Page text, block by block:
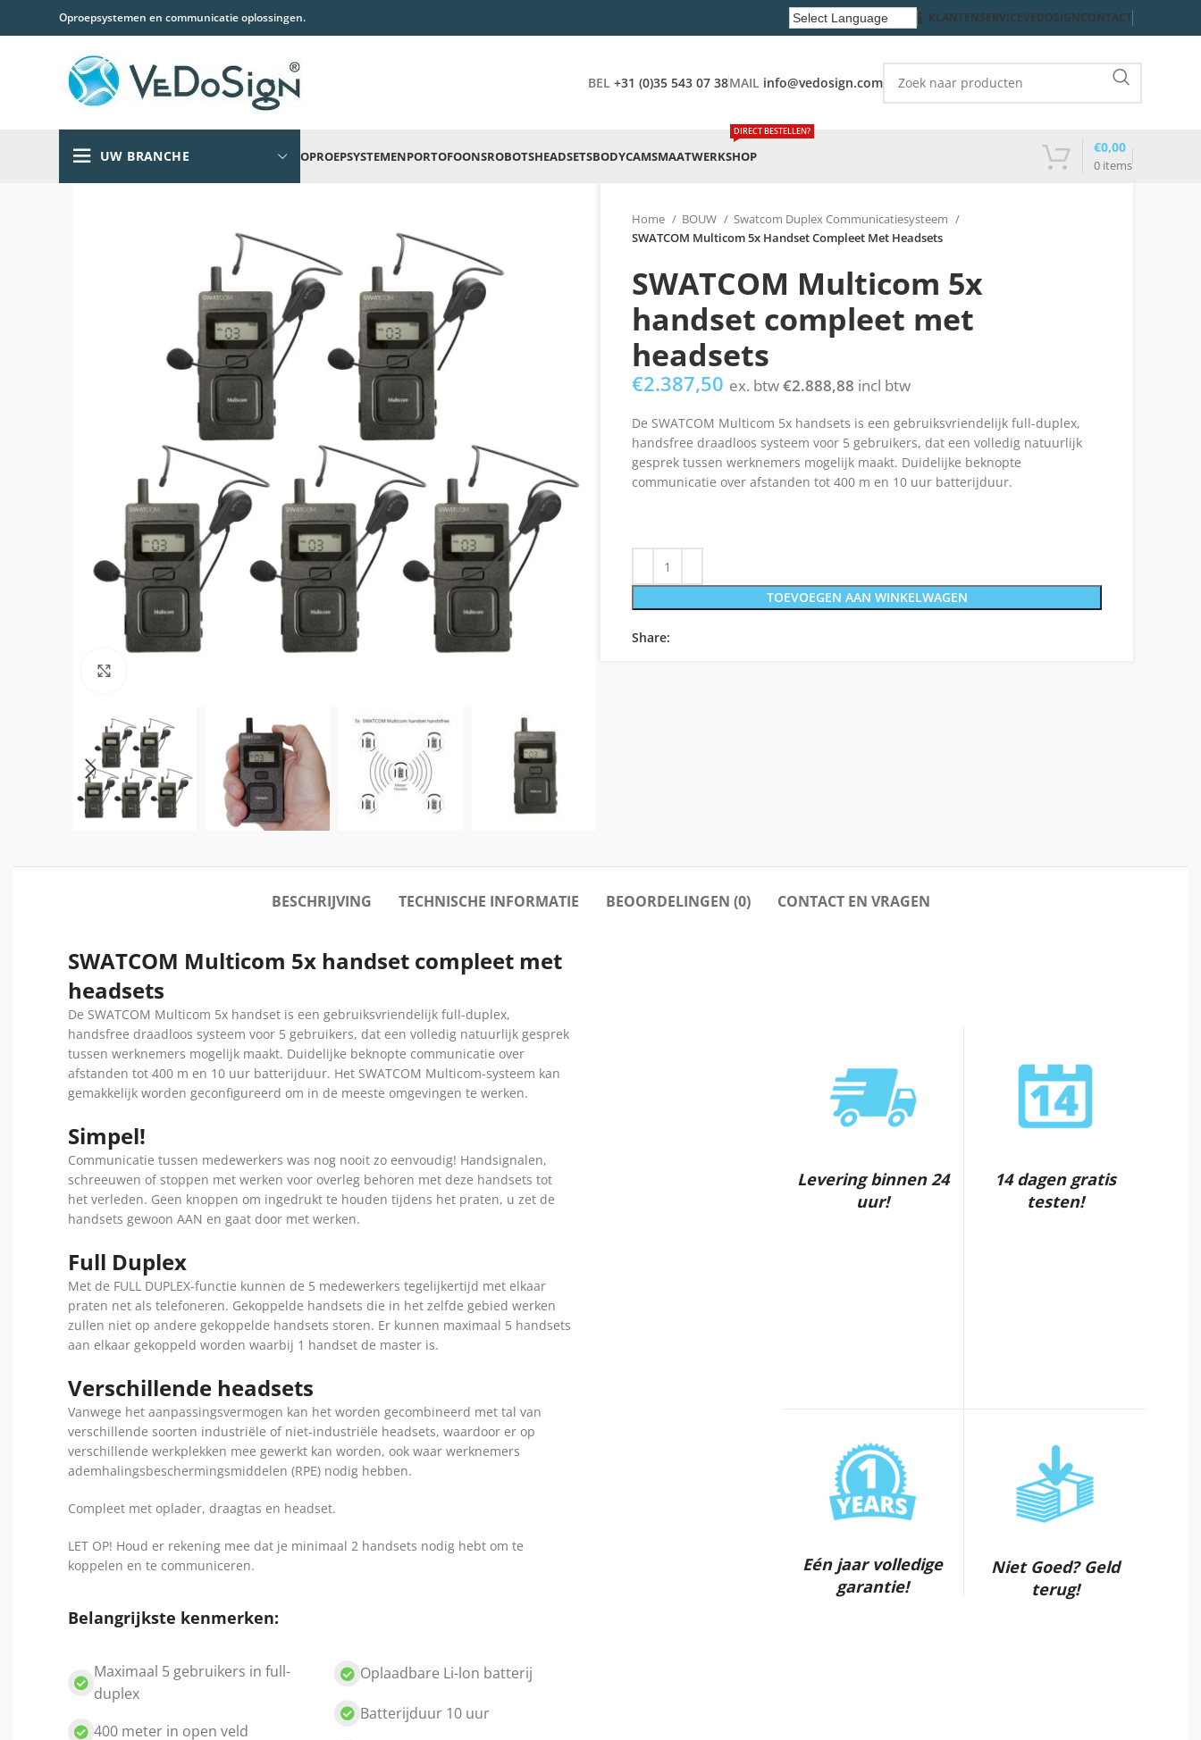
Oproepsystemen en communicatie oplossingen. KLANTENSERVICEVEDOSIGNCONTACT
BEL +31 (0)35 543 07 38MAIL info@vedosign.com
UW BRANCHE OPROEPSYSTEMENPORTOFOONSROBOTSHEADSETSBODYCAMSMAATWERKSHOP
DIRECT BESTELLEN?
0 items
€0,00
Home BOUW
Swatcom Duplex Communicatiesysteem
SWATCOM Multicom 5x Handset Compleet Met Headsets
SWATCOM Multicom 5x
handset compleet met
headsets
€2.387,50 ex. btw€2.888,88 incl btw
De SWATCOM Multicom 5x handsets is een gebruiksvriendelijk full-duplex,
handsfree draadloos systeem voor 5 gebruikers, dat een volledig natuurlijk
gesprek tussen werknemers mogelijk maakt. Duidelijke beknopte
communicatie over afstanden tot 400 m en 10 uur batterijduur.
TOEVOEGEN AAN WINKELWAGEN
Share:
BESCHRIJVING TECHNISCHE INFORMATIE BEOORDELINGEN (0) CONTACT EN VRAGEN
SWATCOM Multicom 5x handset compleet met
headsets
De SWATCOM Multicom 5x handset is een gebruiksvriendelijk full-duplex,
handsfree draadloos systeem voor 5 gebruikers, dat een volledig natuurlijk gesprek
tussen werknemers mogelijk maakt. Duidelijke beknopte communicatie over
afstanden tot 400 m en 10 uur batterijduur. Het SWATCOM Multicom-systeem kan
gemakkelijk worden geconfigureerd om in de meeste omgevingen te werken.
Simpel!
Communicatie tussen medewerkers was nog nooit zo eenvoudig! Handsignalen,
schreeuwen of stoppen met werken voor overleg behoren met deze handsets tot
het verleden. Geen knoppen om ingedrukt te houden tijdens het praten, u zet de
handsets gewoon AAN en gaat door met werken.
Full Duplex
Met de FULL DUPLEX-functie kunnen de 5 medewerkers tegelijkertijd met elkaar
praten net als telefoneren. Gekoppelde handsets die in het zelfde gebied werken
zullen niet op andere gekoppelde handsets storen. Er kunnen maximaal 5 handsets
aan elkaar gekoppeld worden waarbij 1 handset de master is.
Verschillende headsets
Vanwege het aanpassingsvermogen kan het worden gecombineerd met tal van
verschillende soorten industriële of niet-industriële headsets, waardoor er op
verschillende werkplekken mee gewerkt kan worden, ook waar werknemers
ademhalingsbeschermingsmiddelen (RPE) nodig hebben.
Compleet met oplader, draagtas en headset.
LET OP! Houd er rekening mee dat je minimaal 2 handsets nodig hebt om te
koppelen en te communiceren.
Belangrijkste kenmerken:
Maximaal 5 gebruikers in full-
duplex
400 meter in open veld
Oplaadbare Li-lon batterij
Batterijduur 10 uur
Levering binnen 24
uur!
14 dagen gratis
testen!
Eén jaar volledige
garantie!
Niet Goed? Geld
terug!